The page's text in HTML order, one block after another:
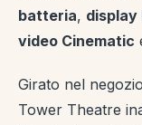
batteria, display
video Cinematic
Girato nel
Tower Theatre